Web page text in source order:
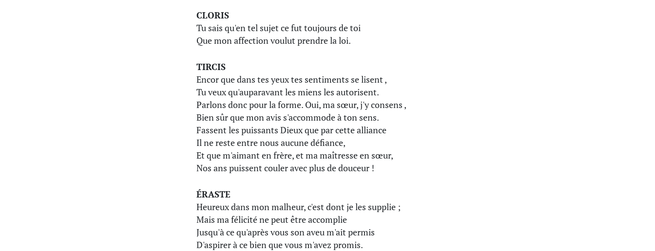
CLORIS
Tu sais qu'en tel sujet ce fut toujours de toi
Que mon affection voulut prendre la loi.
TIRCIS
Encor que dans tes yeux tes sentiments se lisent ,
Tu veux qu'auparavant les miens les autorisent.
Parlons donc pour la forme. Oui, ma sœur, j'y consens ,
Bien sûr que mon avis s'accommode à ton sens.
Fassent les puissants Dieux que par cette alliance
Il ne reste entre nous aucune défiance,
Et que m'aimant en frère, et ma maîtresse en sœur,
Nos ans puissent couler avec plus de douceur !
ÉRASTE
Heureux dans mon malheur, c'est dont je les supplie ;
Mais ma félicité ne peut être accomplie
Jusqu'à ce qu'après vous son aveu m'ait permis
D'aspirer à ce bien que vous m'avez promis.